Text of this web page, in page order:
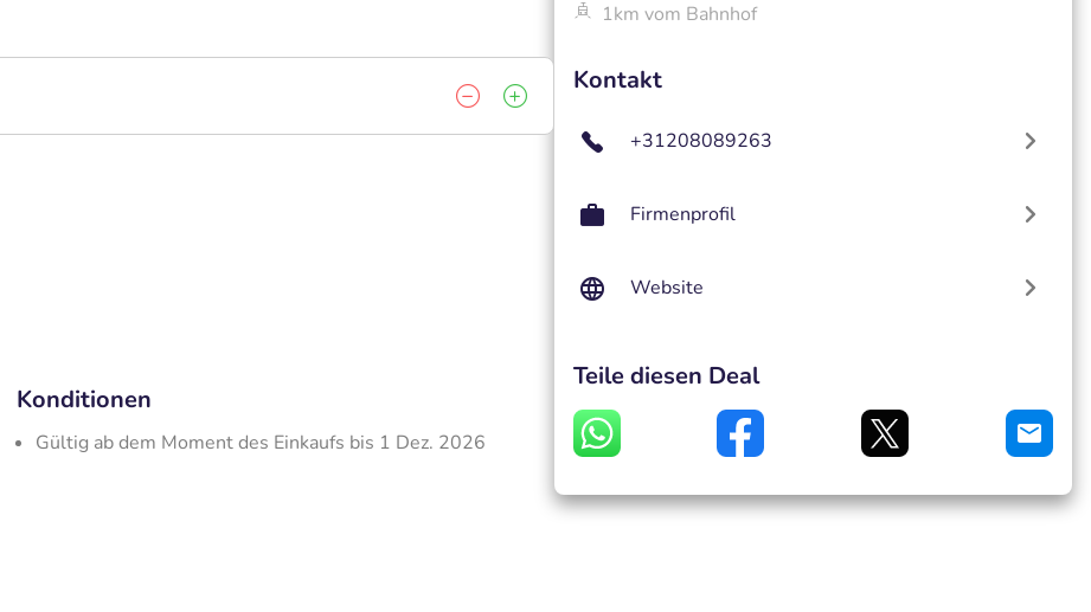
Konditionen
Gültig ab dem Moment des Einkaufs bis 1 Dez. 2026
1km vom Bahnhof
Kontakt
+31208089263
Firmenprofil
Website
Teile diesen Deal